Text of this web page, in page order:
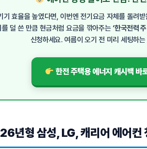
기 효율을 높였다면, 이번엔 전기요금 자체를 돌려
를 덜 쓴 만큼 현금처럼 요금을 깎아주는‘한국전력
신청하세요. 여름이 오기 전 미리 세팅하
한전 주택용 에너지 캐시백 바
년형 삼성, LG, 캐리어 에어컨